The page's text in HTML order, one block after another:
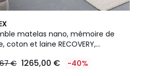
matelas nano, mémoire de
coton et laine RECOVERY,
€ 1265,00 € -40%